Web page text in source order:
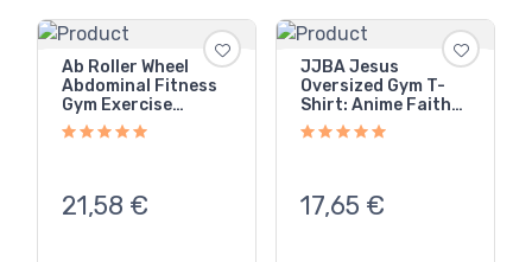
Ab Roller Wheel
Abdominal Fitness
Gym Exercise
Equipment Core
Workout Training
21,58 €
JJBA Jesus
Oversized Gym T-
Shirt: Anime Faith
Tee
17,65 €